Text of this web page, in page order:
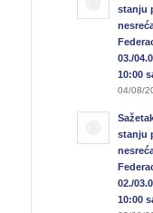
stanju
03./
10:00
04/08/
stanju
02./
10:00